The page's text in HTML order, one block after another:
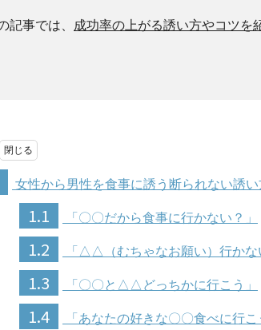
記事では、 成功率の上がる誘い方やコツを
女性から男性を食事に誘う断られない誘い
1.1 「〇〇だから食事に行かない？」
1.2 「△△（むちゃなお願い）行かな
1.3 「〇〇と△△どっちかに行こう」
1.4 「あなたの好きな〇〇食べに行こ